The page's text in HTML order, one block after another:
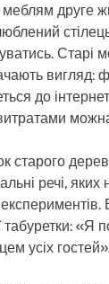
друге
Старі
вигляд:
до
речі,
табуретки: «Я
усіх